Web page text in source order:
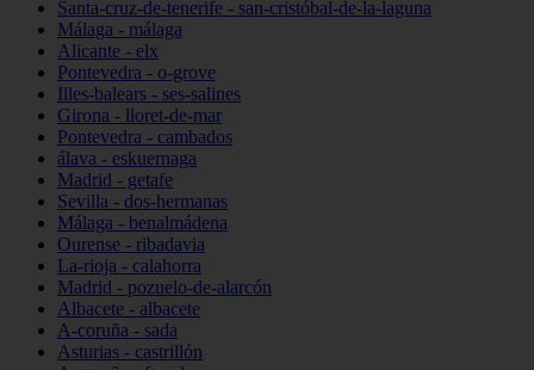
Santa-cruz-de-tenerife - san-cristóbal-de-la-laguna
Málaga - málaga
Alicante - elx
Pontevedra - o-grove
Illes-balears - ses-salines
Girona - lloret-de-mar
Pontevedra - cambados
álava - eskuernaga
Madrid - getafe
Sevilla - dos-hermanas
Málaga - benalmádena
Ourense - ribadavia
La-rioja - calahorra
Madrid - pozuelo-de-alarcón
Albacete - albacete
A-coruña - sada
Asturias - castrillón